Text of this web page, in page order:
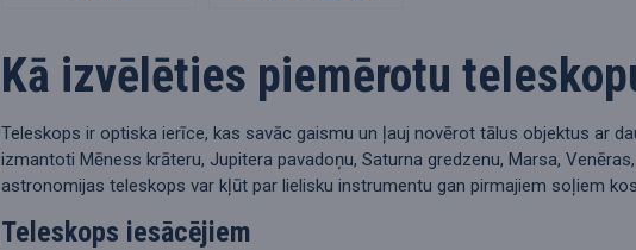
Kā izvēlēties piemērotu
Teleskops ir optiska ierīce, kas savāc gaismu un ļauj novērot tālus objektus ar
izmantoti Mēness krāteru, Jupitera pavadoņu, Saturna gredzenu, Marsa,
astronomijas teleskops var kļūt par lielisku instrumentu gan pirmajiem soļiem
Teleskops iesācējiem